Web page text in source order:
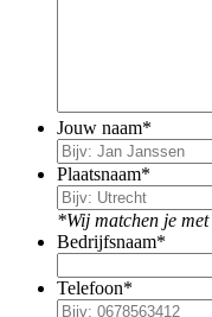
Jouw naam*
Plaatsnaam*
*Wij matchen je
Bedrijfsnaam*
Telefoon*